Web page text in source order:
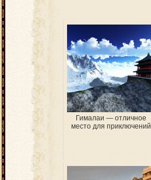
Гималаи — отличное
место для приключений